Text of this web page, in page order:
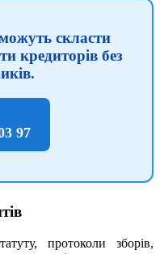
скласти
кредиторів без
97
протоколи зборів,